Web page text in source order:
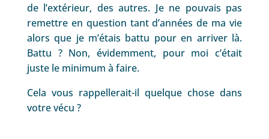
de l’extérieur, des autres. Je ne pouvais pas
remettre en question tant d’années de ma vie
alors que je m’étais battu pour en arriver là.
Battu ? Non, évidemment, pour moi c’était
juste le minimum à faire.
Cela vous rappellerait-il quelque chose dans
votre vécu ?